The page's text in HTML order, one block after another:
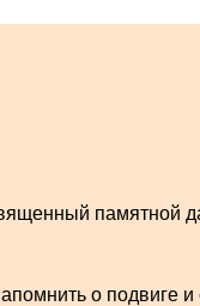
памятной
о подвиге